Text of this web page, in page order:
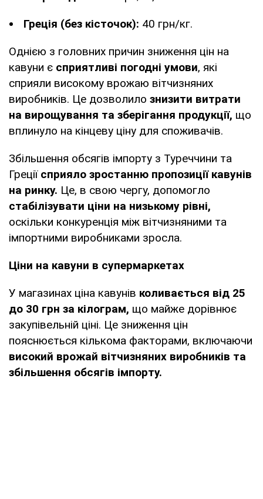
Греція (без кісточок): 40 грн/кг.
Однією з головних причин зниження цін на
кавуни є сприятливі погодні умови, які
сприяли високому врожаю вітчизняних
виробників. Це дозволило знизити витрати
на вирощування та зберігання продукції, що
вплинуло на кінцеву ціну для споживачів.
Збільшення обсягів імпорту з Туреччини та
Греції сприяло зростанню пропозиції кавунів
на ринку. Це, в свою чергу, допомогло
стабілізувати ціни на низькому рівні,
оскільки конкуренція між вітчизняними та
імпортними виробниками зросла.
Ціни на кавуни в супермаркетах
У магазинах ціна кавунів коливається від 25
до 30 грн за кілограм, що майже дорівнює
закупівельній ціні. Це зниження цін
пояснюється кількома факторами, включаючи
високий врожай вітчизняних виробників та
збільшення обсягів імпорту.